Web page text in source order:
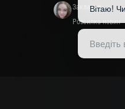
Закладки
Розсилка новин
Вітаю!
Введіть